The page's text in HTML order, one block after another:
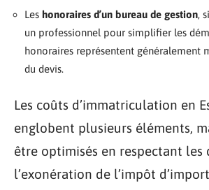
Les honoraires d’un bureau de gestion,
un professionnel pour simplifier les
honoraires représentent généralement
du devis.
Les coûts d’immatriculation en
englobent plusieurs éléments,
être optimisés en respectant les
l’exonération de l’impôt